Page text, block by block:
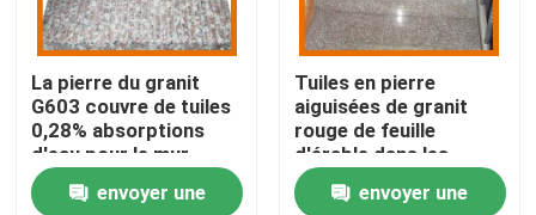
Contrôle de la qualité
Nous contacter
Nouvelles
La pierre du granit
G603 couvre de tuiles
0,28% absorptions
d'eau pour le mur
d'escaliers
envoyer une
Tuiles en pierre
aiguisées de granit
rouge de feuille
d'érable dans les
partie supérieure du
comptoirenvoyer une